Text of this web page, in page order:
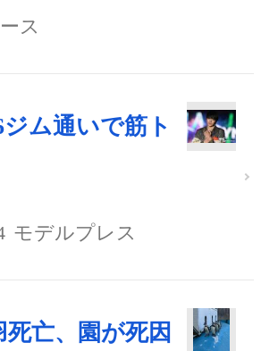
ス
ム通いで筋ト
モデルプレス
亡、園が死因